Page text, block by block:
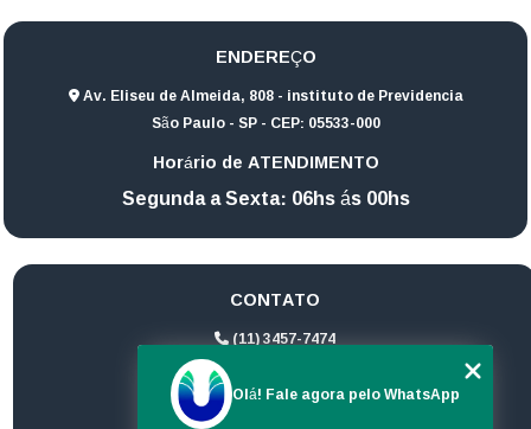
ENDEREÇO
Av. Eliseu de Almeida, 808 - instituto de Previdencia
São Paulo - SP - CEP: 05533-000
Horário de ATENDIMENTO
Segunda a Sexta: 06hs ás 00hs
CONTATO
(11) 3457-7474
(11) 94172-1974
contato@ultrageradores.com
Olá! Fale agora pelo WhatsApp